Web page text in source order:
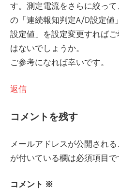
す。測定電流をさらに絞っ
の「連続報知判定A/D設定値
設定値」を設定変更すれば
はないでしょうか。
ご参考になれば幸いです。
返信
コメントを残す
メールアドレスが公開される
が付いている欄は必須項目で
コメント ※